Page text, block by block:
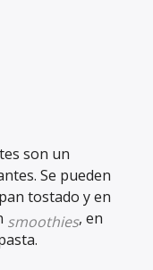
son un
Se pueden
tostado y en
smoothies, en